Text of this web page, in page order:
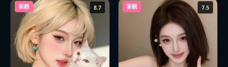
新剧 8.7 新剧 7.5